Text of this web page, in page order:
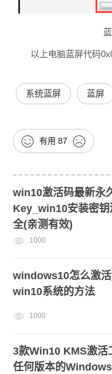
以上电脑蓝屏代码
系统蓝屏 蓝屏
有用 87
win10激活码最新永
Key_win10安装密钥
全(亲测有效)
1000
windows10怎么激
win10系统的方法
1000
3款Win10 KMS激活
任何版本的